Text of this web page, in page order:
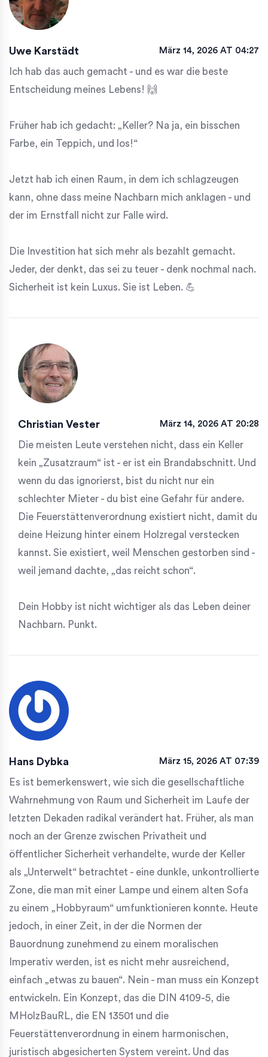
Uwe Karstädt März 14, 2026 AT 04:27
Ich hab das auch gemacht - und es war die beste
Entscheidung meines Lebens! 🙌
Früher hab ich gedacht: „Keller? Na ja, ein bisschen
Farbe, ein Teppich, und los!“
Jetzt hab ich einen Raum, in dem ich schlagzeugen
kann, ohne dass meine Nachbarn mich anklagen - und
der im Ernstfall nicht zur Falle wird.
Die Investition hat sich mehr als bezahlt gemacht.
Jeder, der denkt, das sei zu teuer - denk nochmal nach.
Sicherheit ist kein Luxus. Sie ist Leben. 💪
Christian Vester März 14, 2026 AT 20:28
Die meisten Leute verstehen nicht, dass ein Keller
kein „Zusatzraum“ ist - er ist ein Brandabschnitt. Und
wenn du das ignorierst, bist du nicht nur ein
schlechter Mieter - du bist eine Gefahr für andere.
Die Feuerstättenverordnung existiert nicht, damit du
deine Heizung hinter einem Holzregal verstecken
kannst. Sie existiert, weil Menschen gestorben sind -
weil jemand dachte, „das reicht schon“.
Dein Hobby ist nicht wichtiger als das Leben deiner
Nachbarn. Punkt.
Hans Dybka März 15, 2026 AT 07:39
Es ist bemerkenswert, wie sich die gesellschaftliche
Wahrnehmung von Raum und Sicherheit im Laufe der
letzten Dekaden radikal verändert hat. Früher, als man
noch an der Grenze zwischen Privatheit und
öffentlicher Sicherheit verhandelte, wurde der Keller
als „Unterwelt“ betrachtet - eine dunkle, unkontrollierte
Zone, die man mit einer Lampe und einem alten Sofa
zu einem „Hobbyraum“ umfunktionieren konnte. Heute
jedoch, in einer Zeit, in der die Normen der
Bauordnung zunehmend zu einem moralischen
Imperativ werden, ist es nicht mehr ausreichend,
einfach „etwas zu bauen“. Nein - man muss ein Konzept
entwickeln. Ein Konzept, das die DIN 4109-5, die
MHolzBauRL, die EN 13501 und die
Feuerstättenverordnung in einem harmonischen,
juristisch abgesicherten System vereint. Und das